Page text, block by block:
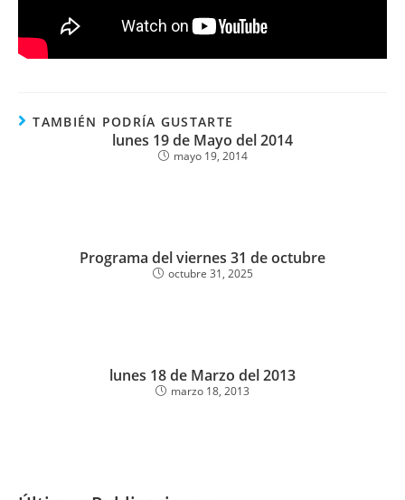
TAMBIÉN PODRÍA GUSTARTE
lunes 19 de Mayo del 2014
mayo 19, 2014
Programa del viernes 31 de octubre
octubre 31, 2025
lunes 18 de Marzo del 2013
marzo 18, 2013